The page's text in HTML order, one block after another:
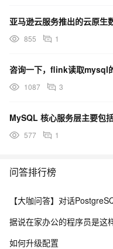
855 1
咨询一下，flink读取mysql
1087 3
MySQL 核心服务层主要包
577 1
问答排行榜
据说在家办公的程序员是这
如何升级配置